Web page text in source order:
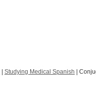
| Studying Medical Spanish |